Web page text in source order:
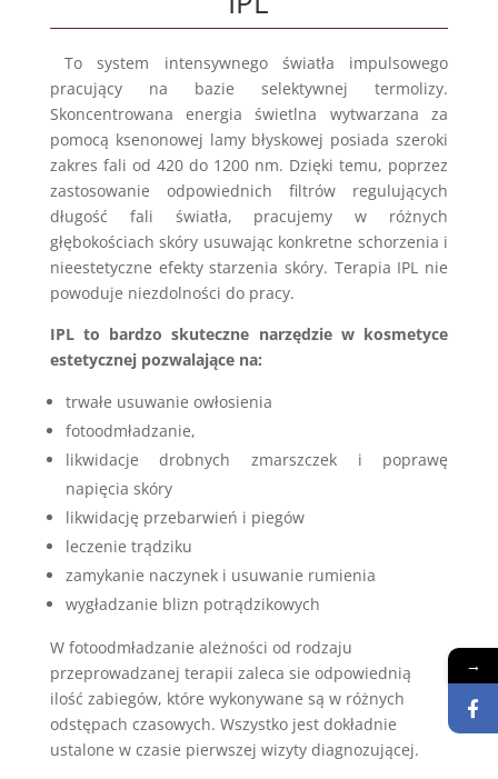
To system intensywnego światła impulsowego
pracujący na bazie selektywnej termolizy.
Skoncentrowana energia świetlna wytwarzana za
pomocą ksenonowej lamy błyskowej posiada szeroki
zakres fali od 420 do 1200 nm. Dzięki temu, poprzez
zastosowanie odpowiednich filtrów regulujących
długość fali światła, pracujemy w różnych
głębokościach skóry usuwając konkretne schorzenia i
nieestetyczne efekty starzenia skóry. Terapia IPL nie
powoduje niezdolności do pracy.
IPL to bardzo skuteczne narzędzie w kosmetyce
estetycznej pozwalające na:
trwałe usuwanie owłosienia
fotoodmładzanie,
likwidacje drobnych zmarszczek i poprawę
napięcia skóry
likwidację przebarwień i piegów
leczenie trądziku
zamykanie naczynek i usuwanie rumienia
wygładzanie blizn potrądzikowych
W fotoodmładzanie ależności od rodzaju
przeprowadzanej terapii zaleca sie odpowiednią
ilość zabiegów, które wykonywane są w różnych
odstępach czasowych. Wszystko jest dokładnie
ustalone w czasie pierwszej wizyty diagnozującej.
→